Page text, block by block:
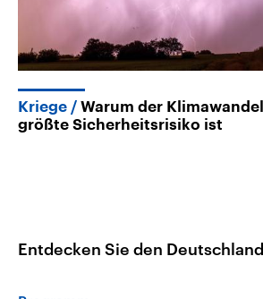
Kriege
Warum der
größte Sicherheitsrisiko ist
Entdecken Sie den